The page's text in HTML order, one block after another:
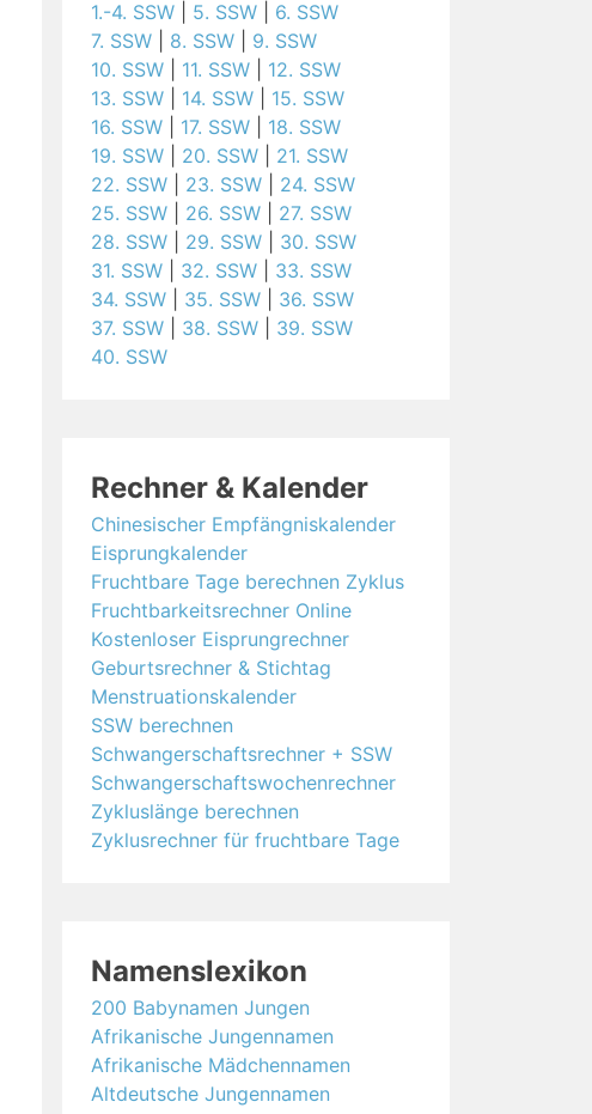
1.-4. SSW 5. SSW
6. SSW
7. SSW
8. SSW
9. SSW
10. SSW
11. SSW
12. SSW
13. SSW
14. SSW
15. SSW
16. SSW
17. SSW
18. SSW
19. SSW
20. SSW
21. SSW
22. SSW
23. SSW
24. SSW
25. SSW
26. SSW
27. SSW
28. SSW
29. SSW
30. SSW
31. SSW
32. SSW
33. SSW
34. SSW
35. SSW
36. SSW
37. SSW
38. SSW
39. SSW
40. SSW
Rechner & Kalender
Chinesischer Empfängniskalender
Eisprungkalender
Fruchtbare Tage berechnen Zyklus
Fruchtbarkeitsrechner Online
Kostenloser Eisprungrechner
Geburtsrechner & Stichtag
Menstruationskalender
SSW berechnen
Schwangerschaftsrechner + SSW
Schwangerschaftswochenrechner
Zykluslänge berechnen
Zyklusrechner für fruchtbare Tage
Namenslexikon
200 Babynamen Jungen
Afrikanische Jungennamen
Afrikanische Mädchennamen
Altdeutsche Jungennamen